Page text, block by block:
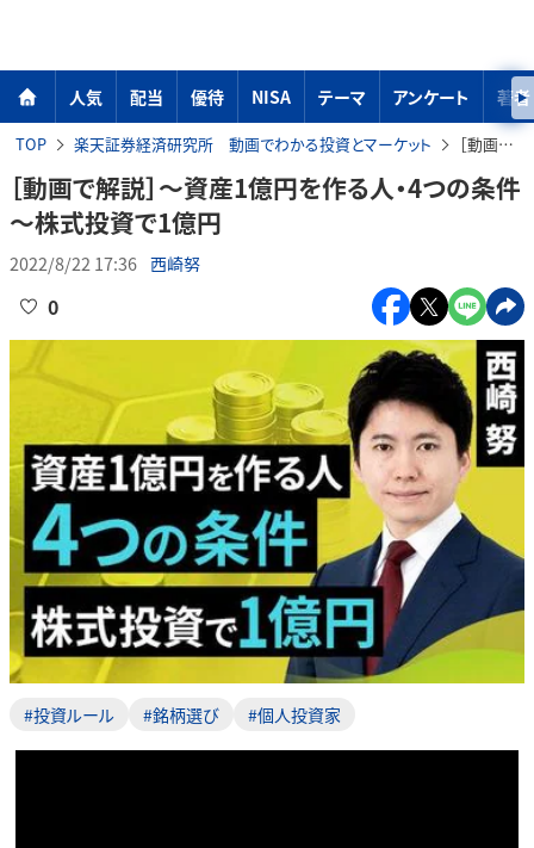
人気 配当 優待 NISA テーマ アンケート 著者
TOP 楽天証券経済研究所 動画でわかる投資とマーケット ［動画で解説］～資産1億円を作る人・4つの条件～株式投資で1億円
［動画で解説］～資産1億円を作る人・4つの条件
～株式投資で1億円
2022/8/22 17:36 西崎努
0
#投資ルール #銘柄選び #個人投資家